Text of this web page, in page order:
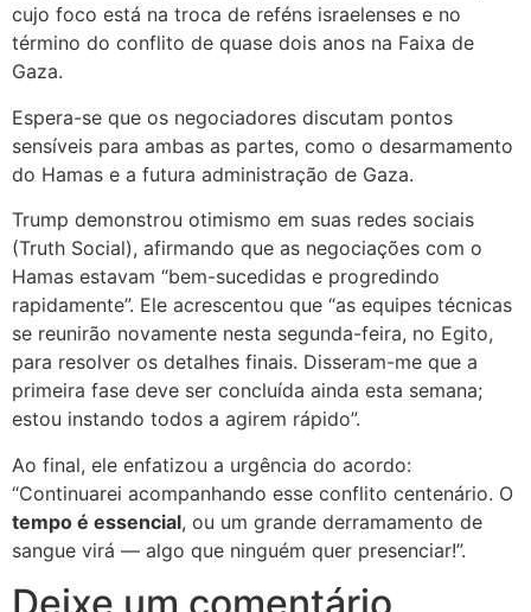
cujo foco está na troca de reféns israelenses e no
término do conflito de quase dois anos na Faixa de
Gaza.
Espera-se que os negociadores discutam pontos
sensíveis para ambas as partes, como o desarmamento
do Hamas e a futura administração de Gaza.
Trump demonstrou otimismo em suas redes sociais
(Truth Social), afirmando que as negociações com o
Hamas estavam “bem-sucedidas e progredindo
rapidamente”. Ele acrescentou que “as equipes técnicas
se reunirão novamente nesta segunda-feira, no Egito,
para resolver os detalhes finais. Disseram-me que a
primeira fase deve ser concluída ainda esta semana;
estou instando todos a agirem rápido”.
Ao final, ele enfatizou a urgência do acordo:
“Continuarei acompanhando esse conflito centenário. O
tempo é essencial, ou um grande derramamento de
sangue virá — algo que ninguém quer presenciar!”.